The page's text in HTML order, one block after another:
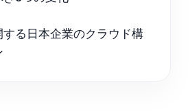
する日本企業のクラウド構